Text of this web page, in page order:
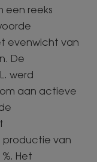
een reeks
evenwicht van
De
werd
aan actieve
van
Het